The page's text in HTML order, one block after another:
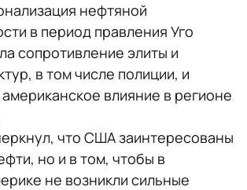
нефтяной
в период правления Уго
сопротивление элиты и
в том числе полиции, и
американское влияние в регионе
что США заинтересованы
но и в том, чтобы в
не возникли сильные